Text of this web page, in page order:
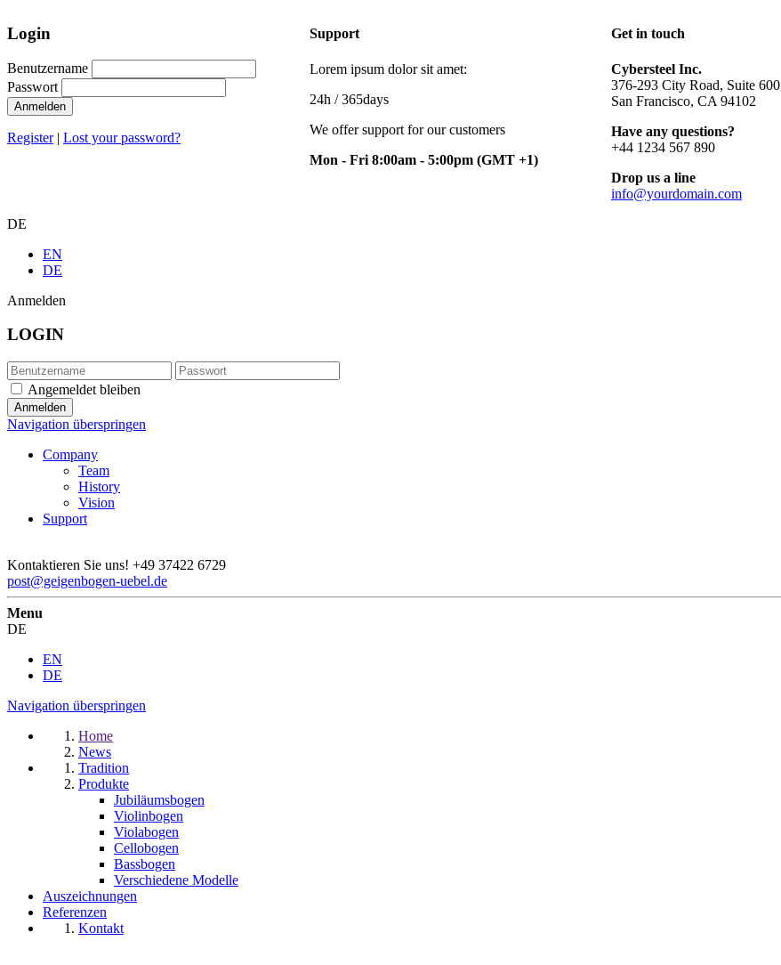
Login
Benutzername
Passwort
Anmelden
Register| Lost your password?
Support
Lorem ipsum dolor sit amet:
24h / 365days
We offer support for our customers
Mon - Fri 8:00am - 5:00pm (GMT +1)
Get in touch
Cybersteel Inc.
376-293 City Road, Suite 600
San Francisco, CA 94102
Have any questions?
+44 1234 567 890
Drop us a line
info@yourdomain.com
DE
EN
DE
Anmelden
LOGIN
Angemeldet bleiben
Navigation überspringen
Company
Team
History
Vision
Support
Kontaktieren Sie uns! +49 37422 6729
post@geigenbogen-uebel.de
Menu
DE
EN
DE
Navigation überspringen
Home
News
Tradition
Produkte
Jubiläumsbogen
Violinbogen
Violabogen
Cellobogen
Bassbogen
Verschiedene Modelle
Auszeichnungen
Referenzen
Kontakt